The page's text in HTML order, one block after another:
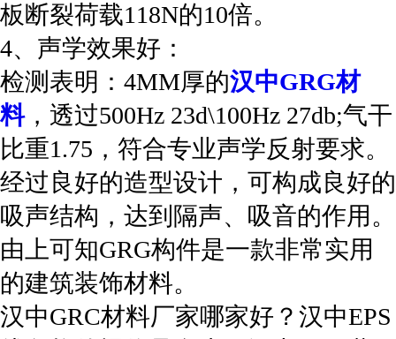
板断裂荷载118N的10倍。
4、声学效果好：
检测表明：4MM厚的汉中GRG材
料，透过500Hz 23d\100Hz 27db;气干
比重1.75，符合专业声学反射要求。
经过良好的造型设计，可构成良好的
吸声结构，达到隔声、吸音的作用。
由上可知GRG构件是一款非常实用
的建筑装饰材料。
汉中GRC材料厂家哪家好？汉中EPS